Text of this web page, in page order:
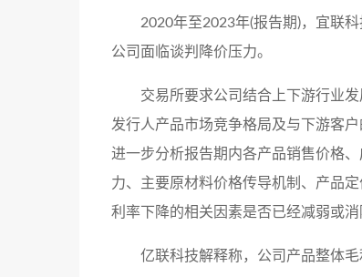
2020年至2023年(报告期)，宜联
公司面临谈判降价压力。
交易所要求公司结合上下游行业
发行人产品市场竞争格局及与下游客
进一步分析报告期内各产品销售价格
力、主要原材料价格传导机制、产品
利率下降的相关因素是否已经减弱或消
亿联科技解释称，公司产品整体